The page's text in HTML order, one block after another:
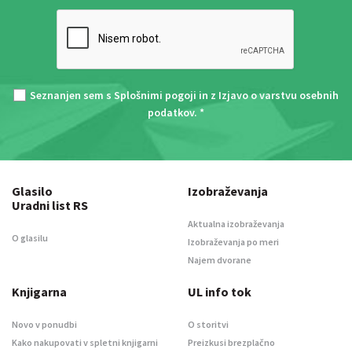
Seznanjen sem s Splošnimi pogoji in z Izjavo o varstvu osebnih
podatkov. *
Glasilo
Uradni list RS
O glasilu
Izobraževanja
Aktualna izobraževanja
Izobraževanja po meri
Najem dvorane
Knjigarna
Novo v ponudbi
Kako nakupovati v spletni knjigarni
UL info tok
O storitvi
Preizkusi brezplačno